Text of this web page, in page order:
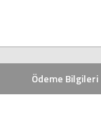
Ödeme Bilgileri